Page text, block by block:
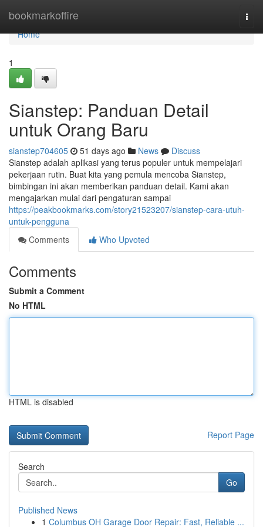
bookmarkoffire
Home
Home
1
Sianstep: Panduan Detail
untuk Orang Baru
sianstep704605 51 days ago News
Discuss
Sianstep adalah aplikasi yang terus populer untuk mempelajari
pekerjaan rutin. Buat kita yang pemula mencoba Sianstep,
bimbingan ini akan memberikan panduan detail. Kami akan
mengajarkan mulai dari pengaturan sampai
https://peakbookmarks.com/story21523207/sianstep-cara-utuh-
untuk-pengguna
Comments
Who Upvoted
Comments
Submit a Comment
No HTML
HTML is disabled
Report Page
Search
Go
Published News
1 Columbus OH Garage Door Repair: Fast, Reliable ...